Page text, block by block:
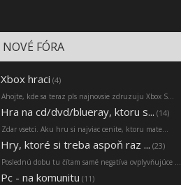
NOVÉ FÓRA
Xbox hraci (4)
Ahojte, kde sa teraz pls najnovsie zdruzuju Xbox S...
Hra na cd/dvd/blueray, ktoru s... (14)
Zdar vsetci. Aku hru si najviac cenite, ktoru mate...
Hry, ktoré si treba aspoň raz ... (23)
Poslednú dobu tu čítam samé negatíva ovplyvňujúce ...
Pc - na komunitu (11)